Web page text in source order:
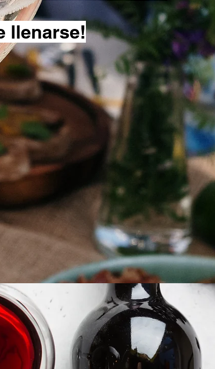
llenarse!